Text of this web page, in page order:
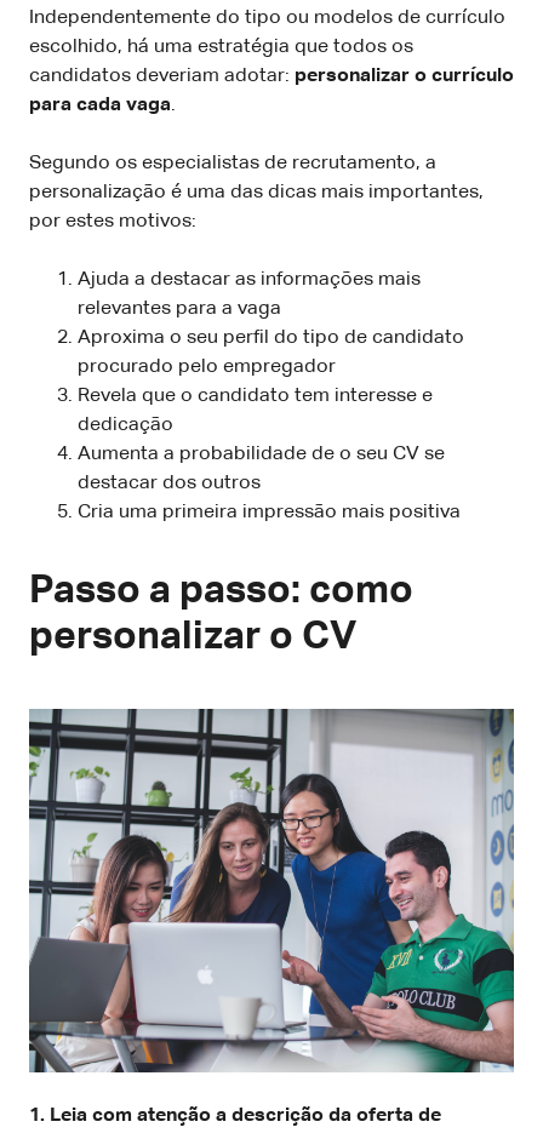
Independentemente do tipo ou modelos de currículo
escolhido, há uma estratégia que todos os
candidatos deveriam adotar: personalizar o currículo
para cada vaga.
Segundo os especialistas de recrutamento, a
personalização é uma das dicas mais importantes,
por estes motivos:
Ajuda a destacar as informações mais
relevantes para a vaga
Aproxima o seu perfil do tipo de candidato
procurado pelo empregador
Revela que o candidato tem interesse e
dedicação
Aumenta a probabilidade de o seu CV se
destacar dos outros
Cria uma primeira impressão mais positiva
Passo a passo: como
personalizar o CV
1. Leia com atenção a descrição da oferta de